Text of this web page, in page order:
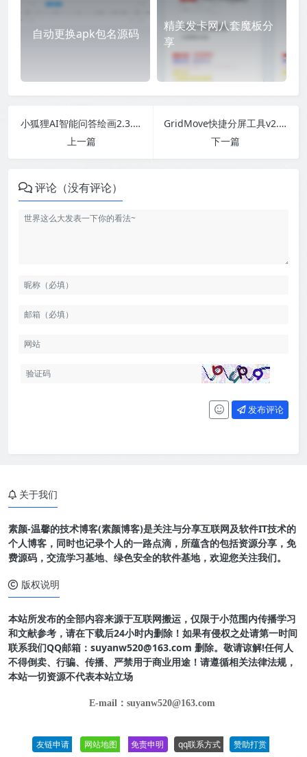
自动更换apk包名源码
精美发卡网八套魔板分
享
小狐狸AI智能问答绘画2.3.6 ChatGPT源码系统GPT4.0MJ绘画系统
上一篇
GridMove快捷分屏工具v2.02 便携版
下一篇
评论（没有评论）
发布评论
关于我们
素颜-温馨的技术博客(素颜博客)是关注与分享互联网及软件IT技术的
个人博客，同时也记录个人的一路点滴，所蕴含的包括资源分享，免
费源码，交流学习基地、绿色安全的软件基地，欢迎您关注我们。
版权说明
本站所发布的全部内容来源于互联网搬运，仅限于小范围内传播学习
和文献参考，请在下载后24小时内删除！如果有侵权之处请第一时间
联系我们QQ邮箱：suyanw520@163.com 删除。敬请谅解!任何人
不得倒卖、行骗、传播、严禁用于商业用途！请遵循相关法律法规，
本站一切资源不代表本站立场
E-mail：suyanw520@163.com
友链申请 网站地图 免责申明 qq联系方式 赞助打赏